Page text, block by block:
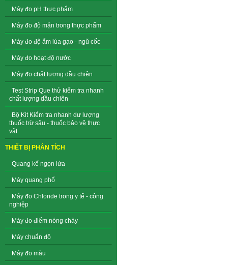
Máy đo pH thực phẩm
Máy đo độ mặn trong thực phẩm
Máy đo độ ẩm lúa gạo - ngũ cốc
Máy đo hoạt độ nước
Máy đo chất lượng dầu chiên
Test Strip Que thử kiểm tra nhanh
chất lượng dầu chiên
Bộ Kit Kiểm tra nhanh dư lượng
thuốc trừ sâu - thuốc bảo vệ thực
vật
THIẾT BỊ PHÂN TÍCH
Quang kế ngọn lửa
Máy quang phổ
Máy đo Chloride trong y tế - công
nghiệp
Máy đo điểm nóng chảy
Máy chuẩn độ
Máy đo màu